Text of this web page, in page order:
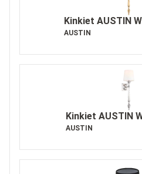
Kinkiet AUSTIN
AUSTIN
Kinkiet AUSTIN
AUSTIN